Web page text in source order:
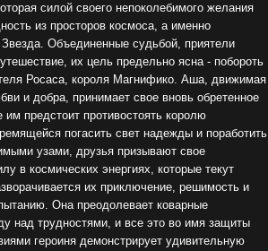
силой своего непоколебимого желания
из просторов космоса, а именно
Объединенные судьбой, приятели
их цель предельно ясна - побороть
Росаса, короля Магнифико. Аша, движимая
и добра, принимает свое вновь обретенное
предстоит противостоять королю
погасить свет надежды и поработить
узами, друзья призывают свое
в космических энергиях, которые текут
их приключение, решимость и
Она преодолевает коварные
над трудностями, и все это во имя защиты
героиня демонстрирует удивительную